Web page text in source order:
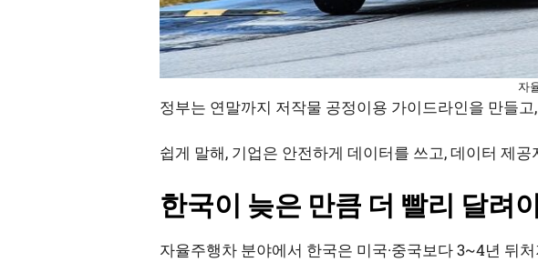
자
정부는 연말까지 저작물 공정이용 가이드라인을 만들
쉽게 말해, 기업은 안전하게 데이터를 쓰고, 데이터 제
한국이 늦은 만큼 더 빨리 달려
자율주행차 분야에서 한국은 미국·중국보다 3~4년 뒤